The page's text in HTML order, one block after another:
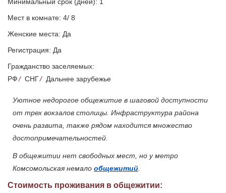
Минимальный срок (дней): 1
Мест в комнате: 4/ 8
Женские места: Да
Регистрация: Да
Гражданство заселяемых:
РФ/ СНГ/ Дальнее зарубежье
Уютное недорогое общежитие в шаговой доступности
от трех вокзалов столицы. Инфраструктура района
очень развита, также рядом находится множество
достопримечательностей.
В общежитии нет свободных мест, но у метро
Комсомольская немало общежитий.
Стоимость проживания в общежитии: